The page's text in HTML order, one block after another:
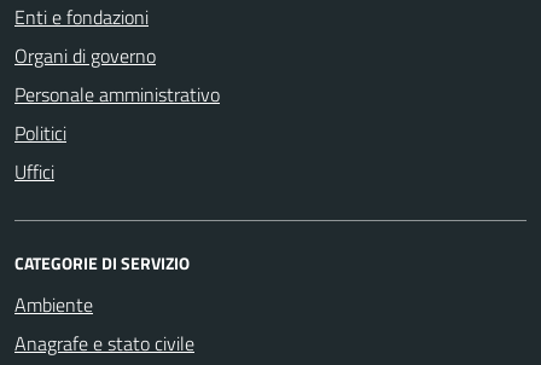
Enti e fondazioni
Organi di governo
Personale amministrativo
Politici
Uffici
CATEGORIE DI SERVIZIO
Ambiente
Anagrafe e stato civile